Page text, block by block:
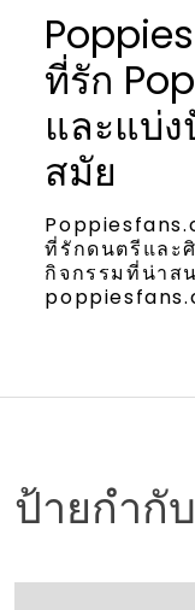
contentที่รัก
และแบ่
สมัย
ที่รักดนตรีและ
กิจกรรมที่น่าส
ป้ายกำกั